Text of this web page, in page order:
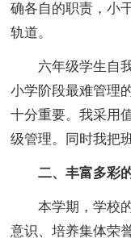
确各自的职责，小
轨道。
六年级学生自我
小学阶段最难管理
十分重要。我采用
级管理。同时我把
二、丰富多彩的
本学期，学校的
意识、培养集体荣